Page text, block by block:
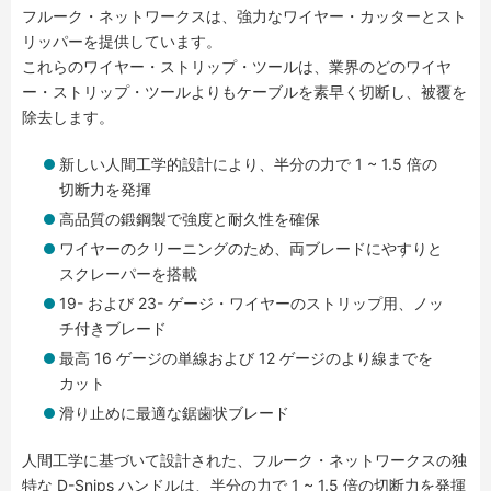
フルーク・ネットワークスは、強力なワイヤー・カッターとスト
リッパーを提供しています。
これらのワイヤー・ストリップ・ツールは、業界のどのワイヤ
ー・ストリップ・ツールよりもケーブルを素早く切断し、被覆を
除去します。
新しい人間工学的設計により、半分の力で 1 ~ 1.5 倍の
切断力を発揮
高品質の鍛鋼製で強度と耐久性を確保
ワイヤーのクリーニングのため、両ブレードにやすりと
スクレーパーを搭載
19- および 23- ゲージ・ワイヤーのストリップ用、ノッ
チ付きブレード
最高 16 ゲージの単線および 12 ゲージのより線までを
カット
滑り止めに最適な鋸歯状ブレード
人間工学に基づいて設計された、フルーク・ネットワークスの独
特な D-Snips ハンドルは、半分の力で 1 ~ 1.5 倍の切断力を発揮